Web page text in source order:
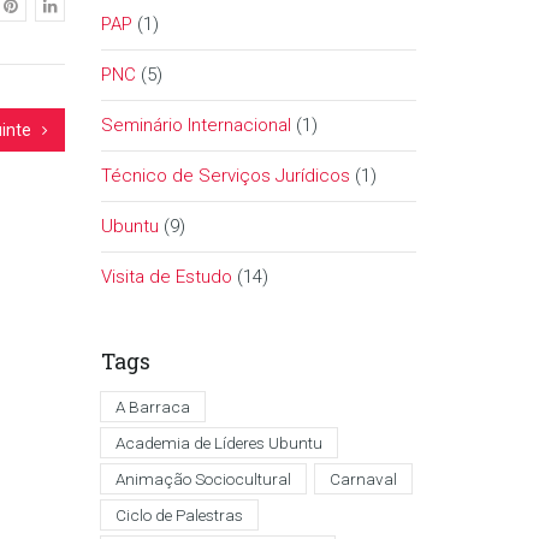
PAP (1)
PNC (5)
Seminário Internacional (1)
Técnico de Serviços Jurídicos (1)
Ubuntu (9)
Visita de Estudo (14)
Tags
A Barraca
Academia de Líderes Ubuntu
Animação Sociocultural
Carnaval
Ciclo de Palestras